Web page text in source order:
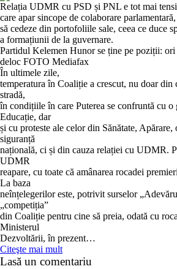
Relația UDMR cu PSD și PNL e tot mai
care apar sincope de colaborare
să cedeze din portofoliile sale, ceea ce duce
a formațiunii de la guvernare.
Partidul Kelemen Hunor se ține pe poziții:
deloc FOTO Mediafax
În ultimele zile,
temperatura în Coaliție a crescut, nu doar din
stradă,
în condițiile în care Puterea se confruntă cu o
Educație, dar
și cu proteste ale celor din Sănătate,
siguranță
națională, ci și din cauza relației cu UDMR.
UDMR
reapare, cu toate că amânarea rocadei
La baza
neînțelegerilor este, potrivit surselor
„competiția”
din Coaliție pentru cine să preia, odată cu
Ministerul
Dezvoltării, în prezent…
Citeşte mai mult
Lasă un comentariu